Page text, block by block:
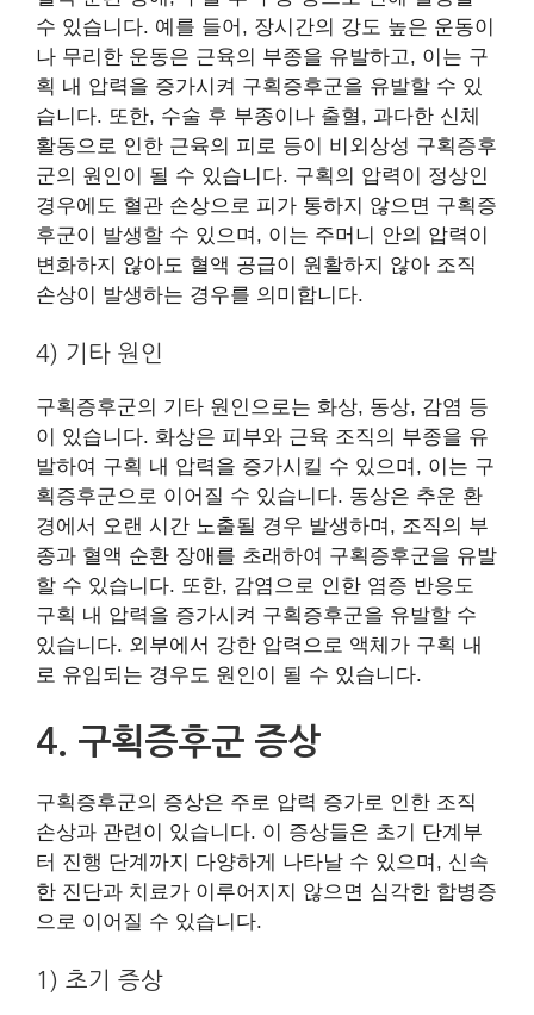
수 있습니다. 예를 들어, 장시간의 강도 높은 운동이
나 무리한 운동은 근육의 부종을 유발하고, 이는 구
획 내 압력을 증가시켜 구획증후군을 유발할 수 있
습니다. 또한, 수술 후 부종이나 출혈, 과다한 신체
활동으로 인한 근육의 피로 등이 비외상성 구획증후
군의 원인이 될 수 있습니다. 구획의 압력이 정상인
경우에도 혈관 손상으로 피가 통하지 않으면 구획증
후군이 발생할 수 있으며, 이는 주머니 안의 압력이
변화하지 않아도 혈액 공급이 원활하지 않아 조직
손상이 발생하는 경우를 의미합니다.
4) 기타 원인
구획증후군의 기타 원인으로는 화상, 동상, 감염 등
이 있습니다. 화상은 피부와 근육 조직의 부종을 유
발하여 구획 내 압력을 증가시킬 수 있으며, 이는 구
획증후군으로 이어질 수 있습니다. 동상은 추운 환
경에서 오랜 시간 노출될 경우 발생하며, 조직의 부
종과 혈액 순환 장애를 초래하여 구획증후군을 유발
할 수 있습니다. 또한, 감염으로 인한 염증 반응도
구획 내 압력을 증가시켜 구획증후군을 유발할 수
있습니다. 외부에서 강한 압력으로 액체가 구획 내
로 유입되는 경우도 원인이 될 수 있습니다.
4. 구획증후군 증상
구획증후군의 증상은 주로 압력 증가로 인한 조직
손상과 관련이 있습니다. 이 증상들은 초기 단계부
터 진행 단계까지 다양하게 나타날 수 있으며, 신속
한 진단과 치료가 이루어지지 않으면 심각한 합병증
으로 이어질 수 있습니다.
1) 초기 증상